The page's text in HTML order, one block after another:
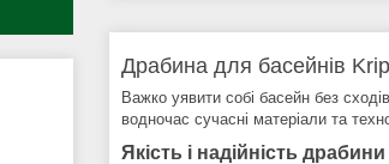
Драбина для басейнів
Важко уявити собі басейн без
водночас сучасні матеріали та
Якість і надійність